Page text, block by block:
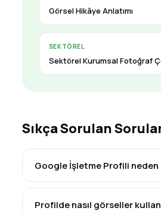
Görsel Hikâye Anlatımı
SEKTÖREL
Sektörel Kurumsal Fotoğraf
Sıkça Sorulan
Google İşletme Profili
Çünkü çoğu zaman
ilk karşılaştığı yerdir ve
Profilde nasıl görseller